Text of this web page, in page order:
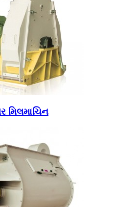
મિલમાચિન